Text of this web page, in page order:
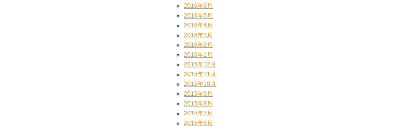
2016年6月
2016年5月
2016年4月
2016年3月
2016年2月
2016年1月
2015年12月
2015年11月
2015年10月
2015年9月
2015年8月
2015年7月
2015年6月